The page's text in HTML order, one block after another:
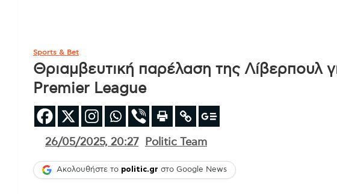
Sports & Bet
Θριαμβευτική παρέλαση της Λίβερπουλ
Premier League
26/05/2025, 20:27 Politic Team
Ακολουθήστε το politic.gr στο Google News